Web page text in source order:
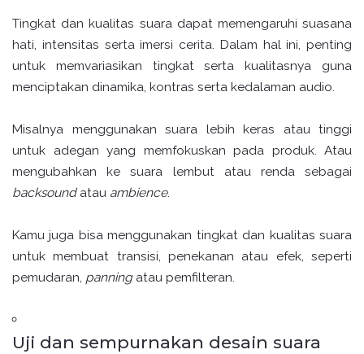
Tingkat dan kualitas suara dapat memengaruhi suasana
hati, intensitas serta imersi cerita. Dalam hal ini, penting
untuk memvariasikan tingkat serta kualitasnya guna
menciptakan dinamika, kontras serta kedalaman audio.
Misalnya menggunakan suara lebih keras atau tinggi
untuk adegan yang memfokuskan pada produk. Atau
mengubahkan ke suara lembut atau renda sebagai
backsound atau ambience.
Kamu juga bisa menggunakan tingkat dan kualitas suara
untuk membuat transisi, penekanan atau efek, seperti
pemudaran, panning atau pemfilteran.
Uji dan sempurnakan desain suara